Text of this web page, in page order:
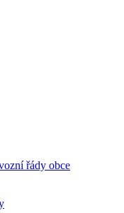
řády obce